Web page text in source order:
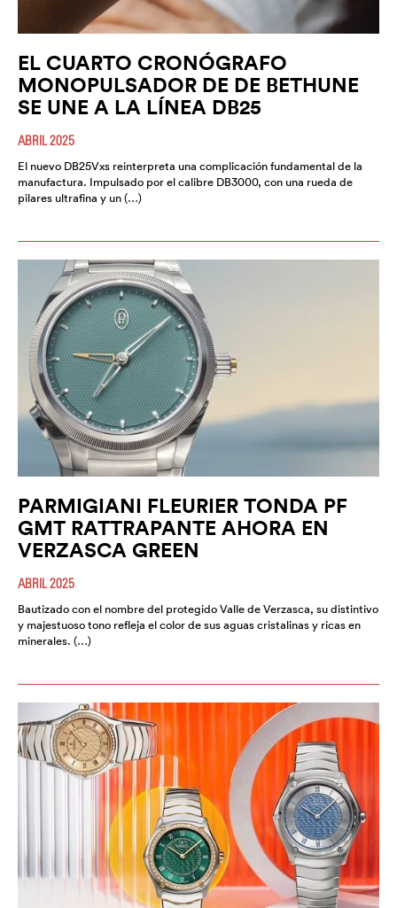
EL CUARTO CRONÓGRAFO
MONOPULSADOR DE DE BETHUNE
SE UNE A LA LÍNEA DB25
ABRIL 2025
El nuevo DB25Vxs reinterpreta una complicación fundamental de la
manufactura. Impulsado por el calibre DB3000, con una rueda de
pilares ultrafina y un (…)
PARMIGIANI FLEURIER TONDA PF
GMT RATTRAPANTE AHORA EN
VERZASCA GREEN
ABRIL 2025
Bautizado con el nombre del protegido Valle de Verzasca, su distintivo
y majestuoso tono refleja el color de sus aguas cristalinas y ricas en
minerales. (…)